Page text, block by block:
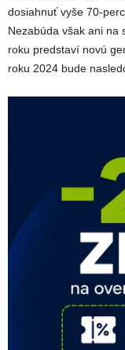
dosiahnuť vyše 70-
Nezabúda však ani na
roku predstaví novú
roku 2024 bude